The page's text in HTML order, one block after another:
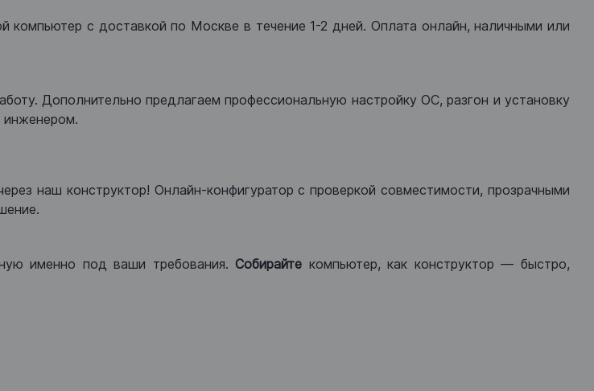
компьютер с доставкой по Москве в течение 1-2 дней. Оплата онлайн, наличными или
Дополнительно предлагаем профессиональную настройку ОС, разгон и установку
инженером.
наш конструктор! Онлайн-конфигуратор с проверкой совместимости, прозрачными
именно под ваши требования.Собирайте компьютер, как конструктор — быстро,